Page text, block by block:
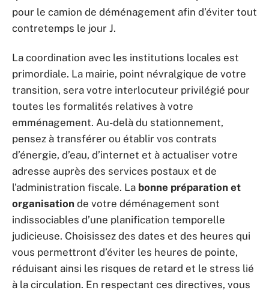
pour le camion de déménagement afin d’éviter tout
contretemps le jour J.
La coordination avec les institutions locales est
primordiale. La mairie, point névralgique de votre
transition, sera votre interlocuteur privilégié pour
toutes les formalités relatives à votre
emménagement. Au-delà du stationnement,
pensez à transférer ou établir vos contrats
d’énergie, d’eau, d’internet et à actualiser votre
adresse auprès des services postaux et de
l’administration fiscale. La bonne préparation et
organisation de votre déménagement sont
indissociables d’une planification temporelle
judicieuse. Choisissez des dates et des heures qui
vous permettront d’éviter les heures de pointe,
réduisant ainsi les risques de retard et le stress lié
à la circulation. En respectant ces directives, vous